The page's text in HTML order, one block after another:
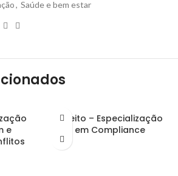
, Saúde e bem estar
e
Direito – Especialização
em Compliance